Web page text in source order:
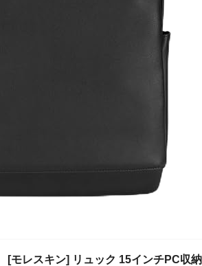
[モレスキン] リュック 15インチPC収